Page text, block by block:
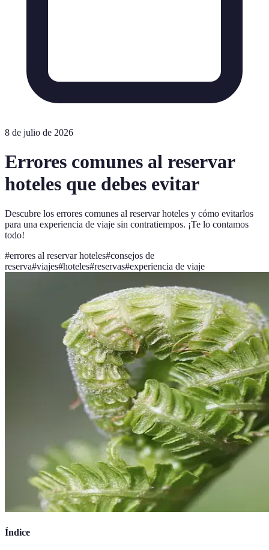
8 de julio de 2026
Errores comunes al reservar
hoteles que debes evitar
Descubre los errores comunes al reservar hoteles y cómo evitarlos
para una experiencia de viaje sin contratiempos. ¡Te lo contamos
todo!
#errores al reservar hoteles#consejos de
reserva#viajes#hoteles#reservas#experiencia de viaje
Índice